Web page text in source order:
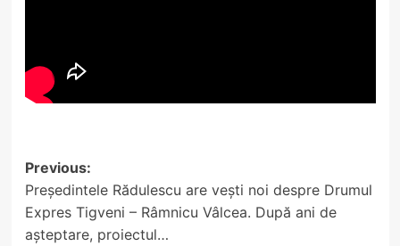
Post
navigation
Previous:
Președintele Rădulescu are vești noi despre Drumul
Expres Tigveni – Râmnicu Vâlcea. După ani de
așteptare, proiectul…